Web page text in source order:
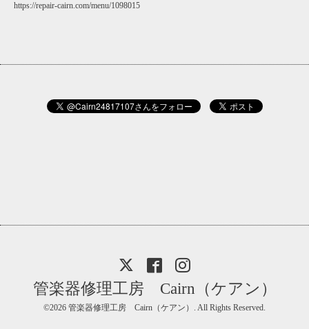
https://repair-cairn.com/menu/1098015
管楽器修理工房 Cairn（ケアン）
©2026 管楽器修理工房 Cairn（ケアン） . All Rights Reserved.